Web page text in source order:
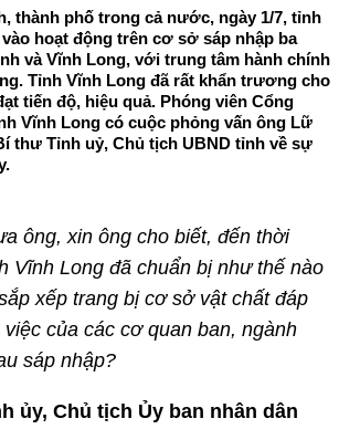
thành phố trong cả nước, ngày 1/7, tỉnh
hoạt động trên cơ sở sáp nhập ba
và Vĩnh Long, với trung tâm hành chính
Tỉnh Vĩnh Long đã rất khẩn trương cho
tiến độ, hiệu quả. Phóng viên Cổng
Vĩnh Long có cuộc phỏng vấn ông Lữ
thư Tỉnh uỷ, Chủ tịch UBND tỉnh về sự
ông, xin ông cho biết, đến thời
Vĩnh Long đã chuẩn bị như thế nào
xếp trang bị cơ sở vật chất đáp
của các cơ quan ban, ngành
sáp nhập?
ủy, Chủ tịch Ủy ban nhân dân